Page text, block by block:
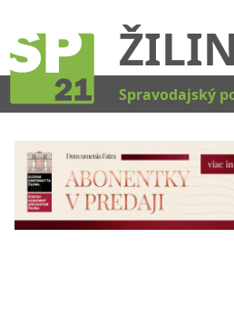
Spravodajský